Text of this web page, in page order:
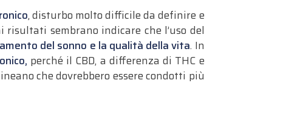
, disturbo molto difficile da definire e
sembrano indicare che l’uso del
del sonno e la qualità della vita. In
perché il CBD, a differenza di THC e
che dovrebbero essere condotti più